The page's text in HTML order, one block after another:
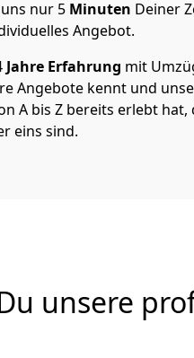
nur 5 Minuten Deiner
Angebot.
Jahre Erfahrung mit
Angebote kennt und
A bis Z bereits erlebt
eins sind.
unsere